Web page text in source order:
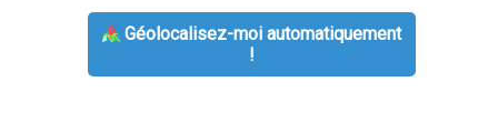
Géolocalisez-moi automatiquement
!